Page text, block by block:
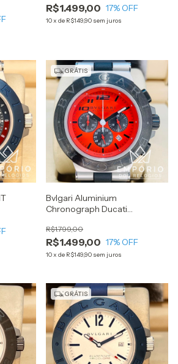
R$1.499,00 17% OFF
10x de R$149,90 sem juros
GRÁTIS
Bvlgari Aluminium
Chronograph Ducati
R$1.499,00
R$1.799,00
17% OFF
10x de R$149,90 sem juros
GRÁTIS